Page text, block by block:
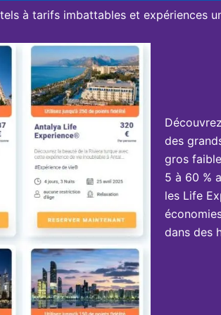
à tarifs imbattables et expériences
des
gros
5 à 60 %
les Life
dans des